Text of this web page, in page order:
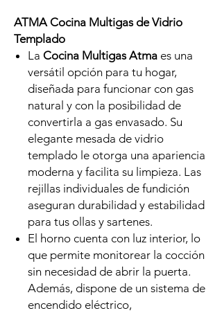
ATMA Cocina Multigas de Vidrio
Templado
La Cocina Multigas Atma es una
versátil opción para tu hogar,
diseñada para funcionar con gas
natural y con la posibilidad de
convertirla a gas envasado. Su
elegante mesada de vidrio
templado le otorga una apariencia
moderna y facilita su limpieza. Las
rejillas individuales de fundición
aseguran durabilidad y estabilidad
para tus ollas y sartenes.
El horno cuenta con luz interior, lo
que permite monitorear la cocción
sin necesidad de abrir la puerta.
Además, dispone de un sistema de
encendido eléctrico,